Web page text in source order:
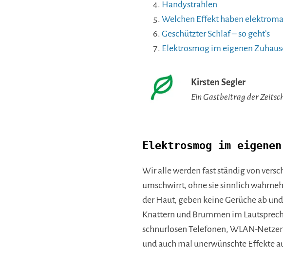
Handystrahlen
Welchen Effekt haben
Geschützter Schlaf – so geht’s
Elektrosmog im eigenen
Kirsten Segler
Ein Gastbeitrag der
Elektrosmog im eigenen
Wir alle werden fast ständig von
umschwirrt, ohne sie sinnlich
der Haut, geben keine Gerüche ab
Knattern und Brummen im
schnurlosen Telefonen, WLAN-
und auch mal unerwünschte Effekte